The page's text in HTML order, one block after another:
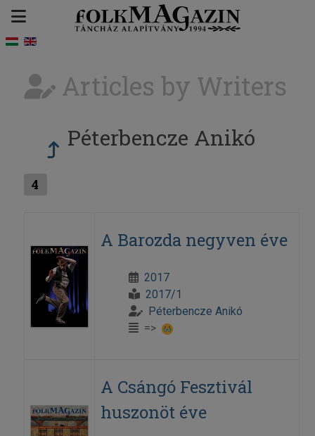
Articles by Writers
Péterbencze Anikó
4
A Barozda negyven éve
2017
2017/1
Péterbencze Anikó
=>
A Csángó Fesztivál
huszonöt éve